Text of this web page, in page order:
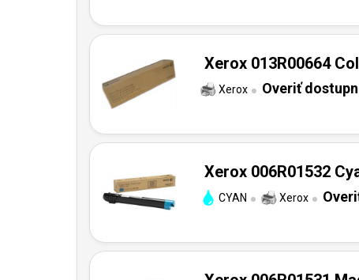
Xerox 013R00664
Xerox Overiť
Xerox 006R01532
CYAN Xerox